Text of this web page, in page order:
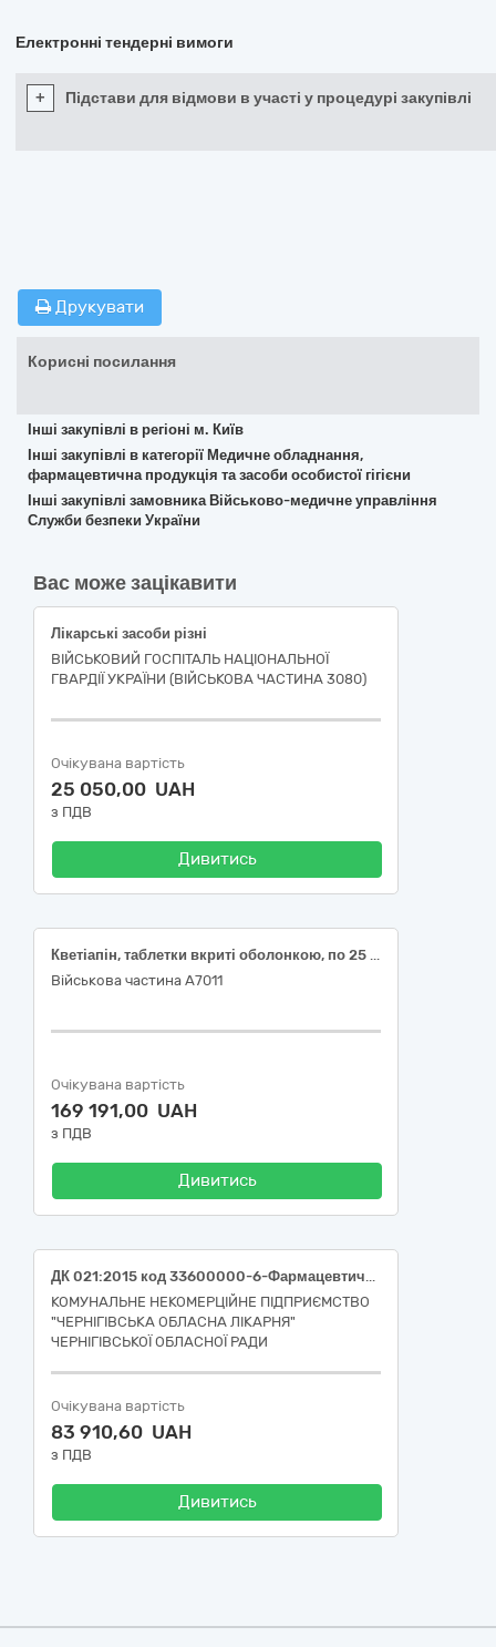
Електронні тендерні вимоги
+ Підстави для відмови в участі у процедурі закупівлі
Друкувати
Корисні посилання
Інші закупівлі в регіоні м. Київ
Інші закупівлі в категорії Медичне обладнання,
фармацевтична продукція та засоби особистої гігієни
Інші закупівлі замовника Військово-медичне управління
Служби безпеки України
Вас може зацікавити
Лікарські засоби різні
ВІЙСЬКОВИЙ ГОСПІТАЛЬ НАЦІОНАЛЬНОЇ
ГВАРДІЇ УКРАЇНИ (ВІЙСЬКОВА ЧАСТИНА 3080)
Очікувана вартість
25 050,00 UAH
з ПДВ
Дивитись
Кветіапін, таблетки вкриті оболонкою, по 25 мг, Кветіапін, таблетки пролонгованої дії, по 50 мг, Кветіапін, таблетки вкриті оболонкою, по 100 мг
Військова частина А7011
Очікувана вартість
169 191,00 UAH
з ПДВ
Дивитись
ДК 021:2015 код 33600000-6-Фармацевтична продукція (Допамін (Dopamine))
КОМУНАЛЬНЕ НЕКОМЕРЦІЙНЕ ПІДПРИЄМСТВО
"ЧЕРНІГІВСЬКА ОБЛАСНА ЛІКАРНЯ"
ЧЕРНІГІВСЬКОЇ ОБЛАСНОЇ РАДИ
Очікувана вартість
83 910,60 UAH
з ПДВ
Дивитись